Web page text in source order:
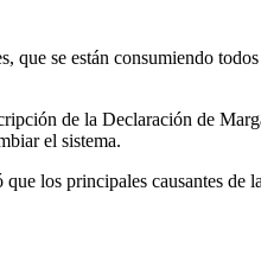
se están consumiendo
de la Declaración de
el sistema.
los principales causantes